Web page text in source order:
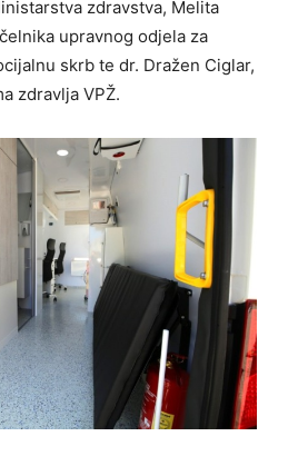
zdravstva, Melita
upravnog odjela za
skrb te dr. Dražen Ciglar,
zdravlja VPŽ.